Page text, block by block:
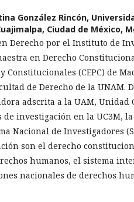
González Rincón,
Ciudad de México,
Derecho por el Instituto de
en Derecho
Constitucionales (CEPC) de
de Derecho de la UNAM.
adscrita a la UAM, Unidad
de investigación en la UC3M,
Nacional de Investigadores
son el derecho
humanos, el sistema
nacionales de derechos